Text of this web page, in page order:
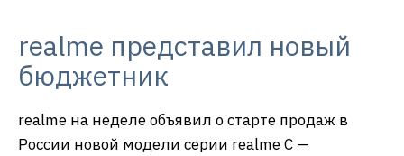
realme представил новый
бюджетник
realme на неделе объявил о старте продаж в
России новой модели серии realme C —